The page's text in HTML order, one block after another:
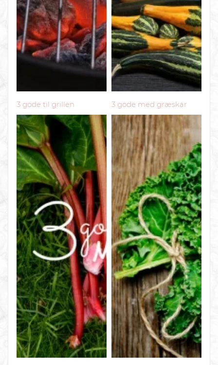
3 gode til grillen 3 gode med græskar